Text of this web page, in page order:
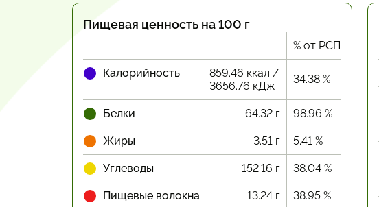
Пищевая ценность на 100 г
% от РСП
Калорийность
859.46 ккал /
3656.76 кДж
34.38 %
Белки 64.32 г 98.96 %
Жиры 3.51 г 5.41 %
Углеводы 152.16 г 38.04 %
Пищевые волокна 13.24 г 38.95 %